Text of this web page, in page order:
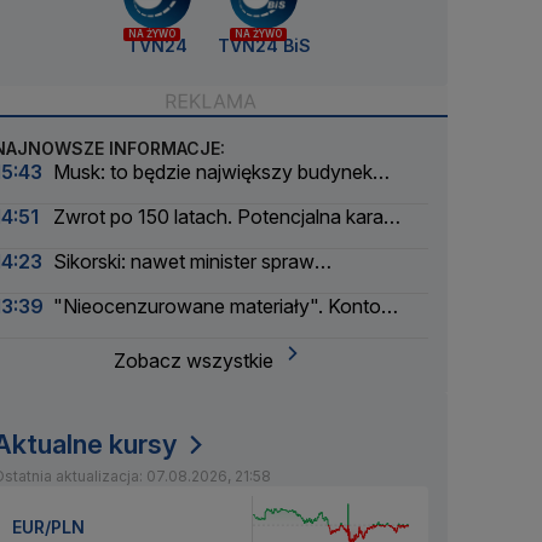
NA ŻYWO
TVN24
NA ŻYWO
TVN24 BiS
INFORMACJE:
Musk: to będzie największy budynek
Zwrot po 150 latach. Potencjalna kara
Sikorski: nawet minister spraw
"Nieocenzurowane materiały". Konto
Zobacz wszystkie
kursy
aktualizacja: 07.08.2026, 21:58
EUR/PLN